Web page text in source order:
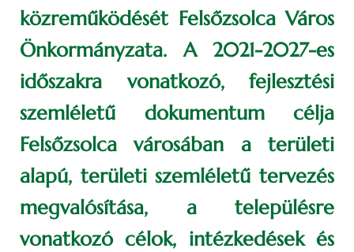
közreműködését Felsőzsolca Város
Önkormányzata. A 2021-2027-es
időszakra vonatkozó, fejlesztési
szemléletű dokumentum célja
Felsőzsolca városában a területi
alapú, területi szemléletű tervezés
megvalósítása, a településre
vonatkozó célok, intézkedések és